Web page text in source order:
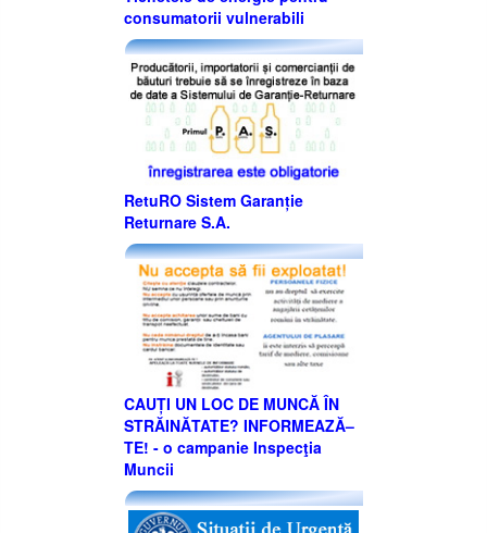
consumatorii vulnerabili
RetuRO Sistem Garanție
Returnare S.A.
CAUȚI UN LOC DE MUNCĂ ÎN
STRĂINĂTATE? INFORMEAZĂ–
TE! - o campanie Inspecţia
Muncii